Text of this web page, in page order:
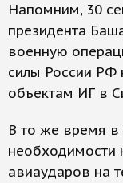
Напомним, 30
президента
военную
силы России РФ
объектам ИГ в
В то же время
необходимости
авиаударов на